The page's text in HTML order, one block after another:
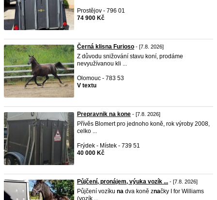
Prostějov - 796 01
74 900 Kč
Černá klisna Furioso - [7.8. 2026]
Z důvodu snižování stavu koní, prodáme
nevyužívanou kli ...
Olomouc - 783 53
V textu
Prepravnik na kone - [7.8. 2026]
Přívěs Blomert pro jednoho koně, rok výroby 2008,
celko ...
Frýdek - Místek - 739 51
40 000 Kč
Půjčení, pronájem, výuka vozík ... - [7.8. 2026]
Půjčení vozíku na dva koně značky I for Williams
(vozík ...